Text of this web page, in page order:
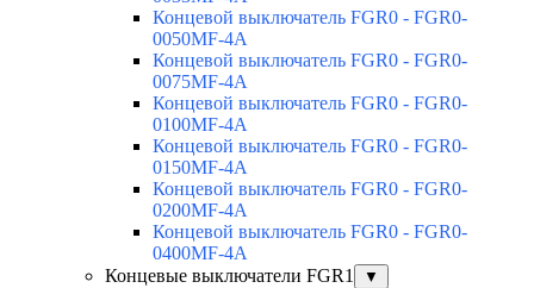
Концевой выключатель FGR0 - FGR0-
0050MF-4A
Концевой выключатель FGR0 - FGR0-
0075MF-4A
Концевой выключатель FGR0 - FGR0-
0100MF-4A
Концевой выключатель FGR0 - FGR0-
0150MF-4A
Концевой выключатель FGR0 - FGR0-
0200MF-4A
Концевой выключатель FGR0 - FGR0-
0400MF-4A
Концевые выключатели FGR1
▼